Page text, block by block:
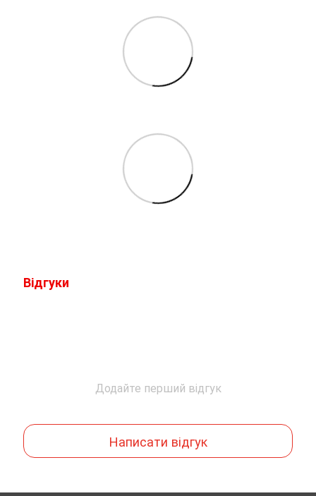
Відгуки
Додайте перший відгук
Написати відгук